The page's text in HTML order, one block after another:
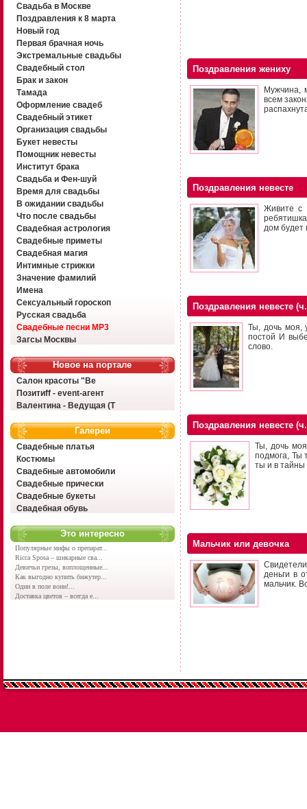
Свадьба в Москве
Поздравления к 8 марта
Новый год
Первая брачная ночь
Экстремальные свадьбы
Свадебный стол
Брак и закон
Тамада
Оформление свадеб
Свадебный этикет
Организация свадьбы
Букет невесты
Помощник невесты
Институт брака
Свадьба и Фен-шуй
Время для свадьбы
В ожидании свадьбы
Что после свадьбы
Свадебная астрология
Свадебные приметы
Свадебная магия
Интимные стрижки
Значение фамилий
Имена
Сексуальный гороскоп
Русская свадьба
Свадебные песни MP3
Загсы Москвы
Новое на портале
Салон красоты "Ве
Позитиff - event-агент
Валентина - Ведущая (Т
Галереи
Свадебные платья
Костюмы
Свадебные автомобили
Свадебные прически
Свадебные букеты
Свадебная обувь
Это интересно
Популярные мифы о препарат...
Ricca Sposa – шикарные сва...
Девичьи грезы, воплощенные...
Как выгодно купить бижутер...
Один в поле воин!...
Доставка цветов – всегда е...
Поздравления жениху
Мужчина,
всем
Поздравления невесте
Живите с
дом будет
Поздравления невесте
Ты, дочь моя,
постой И
слово.
Поздравления невесте
Ты, дочь
подмога, Ты
ты и в тайны
Мальчик или девочка
деньги в
мальчик.